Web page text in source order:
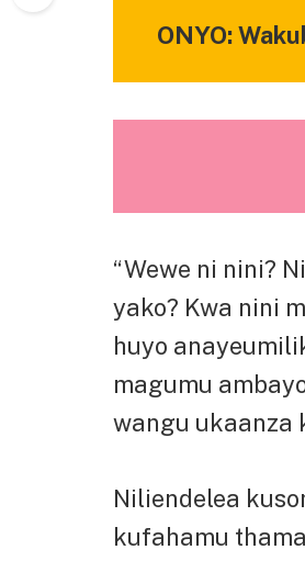
ONYO:
“Wewe ni nini?
yako? Kwa nini
huyo
magumu
wangu ukaanza
Niliendelea
kufahamu